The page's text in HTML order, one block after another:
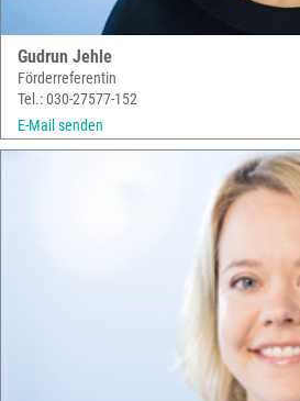
Gudrun Jehle
Förderreferentin
Tel.: 030-27577-152
E-Mail senden